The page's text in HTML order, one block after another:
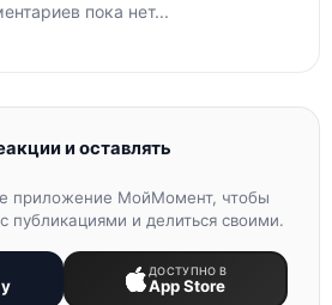
пока нет...
и оставлять
приложение МойМомент, чтобы
публикациями и делиться своими.
ДОСТУПНО В
App Store